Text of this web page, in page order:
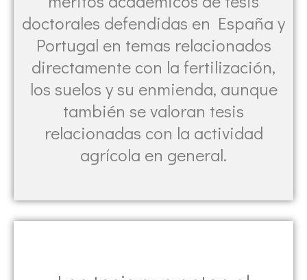
doctorales defendidas en España y
Portugal en temas relacionados
directamente con la fertilización,
los suelos y su enmienda, aunque
también se valoran tesis
relacionadas con la actividad
agrícola en general.